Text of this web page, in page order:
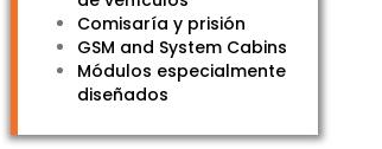
Comisaría y prisión
GSM and System Cabins
Módulos especialmente
diseñados